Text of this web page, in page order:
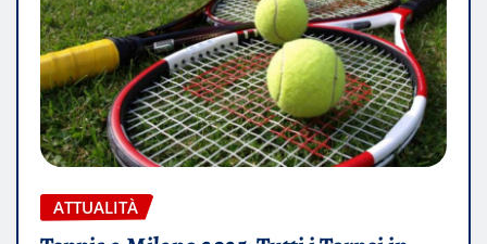
ATTUALITÀ